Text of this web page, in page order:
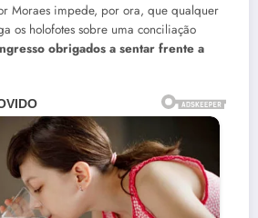
Moraes impede, por ora, que qualquer
os holofotes sobre uma conciliação
obrigados a sentar frente a